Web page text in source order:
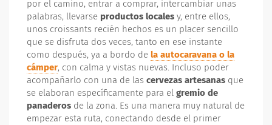
por el camino, entrar a comprar, intercambiar unas
palabras, llevarse productos locales y, entre ellos,
unos croissants recién hechos es un placer sencillo
que se disfruta dos veces, tanto en ese instante
como después, ya a bordo de la autocaravana o la
cámper, con calma y vistas nuevas. Incluso poder
acompañarlo con una de las cervezas artesanas que
se elaboran específicamente para el gremio de
panaderos de la zona. Es una manera muy natural de
empezar esta ruta, conectando desde el primer